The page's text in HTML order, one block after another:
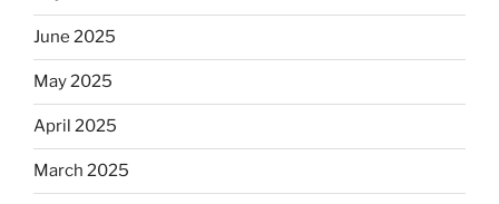
June 2025
May 2025
April 2025
March 2025